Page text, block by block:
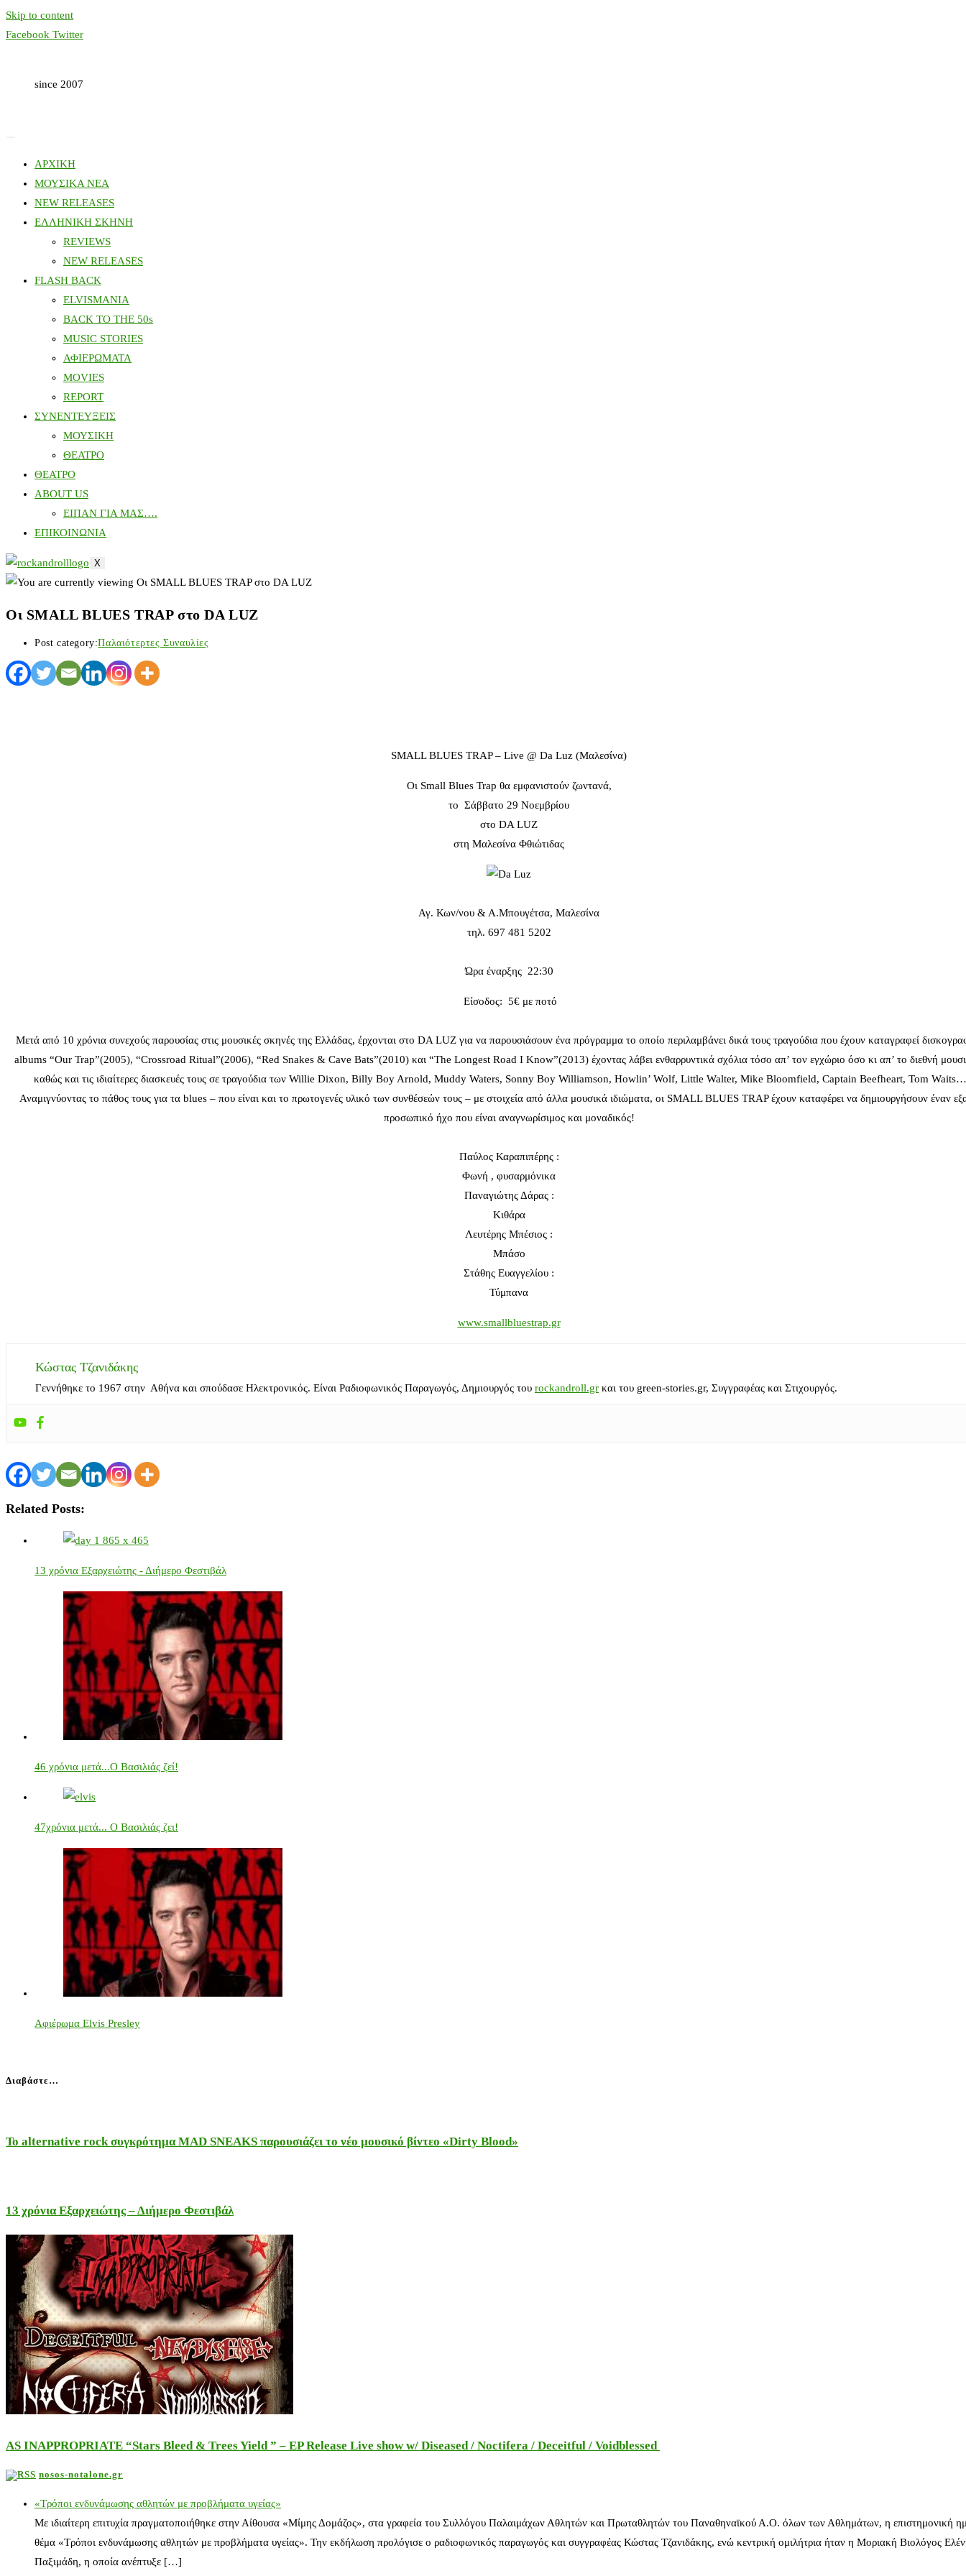
Skip to content
Facebook Twitter
since 2007
ΑΡΧΙΚΗ
ΜΟΥΣΙΚΑ ΝΕΑ
NEW RELEASES
ΕΛΛΗΝΙΚΗ ΣΚΗΝΗ
REVIEWS
NEW RELEASES
FLASH BACK
ELVISMANIA
BACK TO THE 50s
MUSIC STORIES
ΑΦΙΕΡΩΜΑΤΑ
MOVIES
REPORT
ΣΥΝΕΝΤΕΥΞΕΙΣ
ΜΟΥΣΙΚΗ
ΘΕΑΤΡΟ
ΘΕΑΤΡΟ
ABOUT US
ΕΙΠΑΝ ΓΙΑ ΜΑΣ….
ΕΠΙΚΟΙΝΩΝΙΑ
X
Οι SMALL BLUES TRAP στο DA LUZ
Post category:Παλαιότερτες Συναυλίες
SMALL BLUES TRAP – Live @ Da Luz (Μαλεσίνα)
Οι Small Blues Trap θα εμφανιστούν ζωντανά,
το Σάββατο 29 Νοεμβρίου
στο DA LUZ
στη Μαλεσίνα Φθιώτιδας
Αγ. Κων/νου & Α.Μπουγέτσα, Μαλεσίνα
τηλ. 697 481 5202
Ώρα έναρξης 22:30
Είσοδος: 5€ με ποτό
Μετά από 10 χρόνια συνεχούς παρουσίας στις μουσικές σκηνές της Ελλάδας, έρχονται στο DA LUZ για να παρουσιάσουν ένα πρόγραμμα το οποίο περιλαμβάνει δικά τους τραγούδια που έχουν καταγραφεί
albums “Our Trap”(2005), “Crossroad Ritual”(2006), “Red Snakes & Cave Bats”(2010) και “The Longest Road I Know”(2013) έχοντας λάβει ενθαρρυντικά σχόλια τόσο απ’ τον εγχώριο όσο κι απ’ το διεθνή
καθώς και τις ιδιαίτερες διασκευές τους σε τραγούδια των Willie Dixon, Billy Boy Arnold, Muddy Waters, Sonny Boy Williamson, Howlin’ Wolf, Little Walter, Mike Bloomfield, Captain Beefheart, Tom
Αναμιγνύοντας το πάθος τους για τα blues – που είναι και το πρωτογενές υλικό των συνθέσεών τους – με στοιχεία από άλλα μουσικά ιδιώματα, οι SMALL BLUES TRAP έχουν καταφέρει να δημιουργήσουν έναν
προσωπικό ήχο που είναι αναγνωρίσιμος και μοναδικός!
Παύλος Καραπιπέρης :
Φωνή , φυσαρμόνικα
Παναγιώτης Δάρας :
Κιθάρα
Λευτέρης Μπέσιος :
Μπάσο
Στάθης Ευαγγελίου :
Τύμπανα
www.smallbluestrap.gr
Κώστας Τζανιδάκης
Γεννήθηκε το 1967 στην Αθήνα και σπούδασε Ηλεκτρονικός. Είναι Ραδιοφωνικός Παραγωγός, Δημιουργός του rockandroll.gr και του green-stories.gr, Συγγραφέας και Στιχουργός.
Related Posts:
13 χρόνια Εξαρχειώτης - Διήμερο Φεστιβάλ
46 χρόνια μετά...Ο Βασιλιάς ζεί!
47χρόνια μετά... Ο Βασιλιάς ζει!
Αφιέρωμα Elvis Presley
Διαβάστε…
Το alternative rock συγκρότημα MAD SNEAKS παρουσιάζει το νέο μουσικό βίντεο «Dirty Blood»
13 χρόνια Εξαρχειώτης – Διήμερο Φεστιβάλ
AS INAPPROPRIATE “Stars Bleed & Trees Yield ” – EP Release Live show w/ Diseased / Noctifera / Deceitful / Voidblessed
nosos-notalone.gr
«Τρόποι ενδυνάμωσης αθλητών με προβλήματα υγείας»
Με ιδιαίτερη επιτυχία πραγματοποιήθηκε στην Αίθουσα «Μίμης Δομάζος», στα γραφεία του Συλλόγου Παλαιμάχων Αθλητών και Πρωταθλητών του Παναθηναϊκού Α.Ο. όλων των Αθλημάτων, η επιστημονική
θέμα «Τρόποι ενδυνάμωσης αθλητών με προβλήματα υγείας». Την εκδήλωση προλόγισε ο ραδιοφωνικός παραγωγός και συγγραφέας Κώστας Τζανιδάκης, ενώ κεντρική ομιλήτρια ήταν η Μοριακή Βιολόγος
Παξιμάδη, η οποία ανέπτυξε […]